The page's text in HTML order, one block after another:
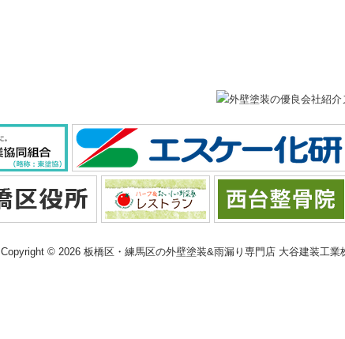
Copyright © 2026 板橋区・練馬区の外壁塗装&雨漏り専門店 大谷建装工